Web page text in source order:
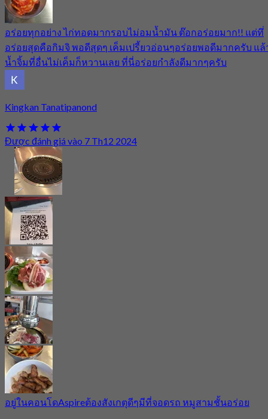
อร่อยทุกอย่าง ไก่ทอดมากรอบไม่อมน้ำมัน ต๊อกอร่อยมาก!! แต่ทึ่
อร่อยสุดคือกิมจิ พอดีสุดๆ เค็มเปรี้ยวอ่อนๆอร่อยพอดีมากครับ แล้
น้ำจิ้มที่อื่นไม่เค็มก็หวานเลย ที่นี่อร่อยกำลังดีมากๆครับ
Kingkan Tanatipanond
Được đánh giá vào 7 Th12 2024
อยู่ในคอนโดAspireต้องสังเกตุดีๆมีที่จอดรถ หมูสามชั้นอร่อย